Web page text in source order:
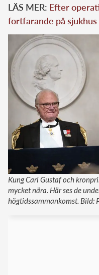
LÄS MER: Efter
fortfarande på sjukhus
Kung Carl Gustaf och
mycket nära. Här ses de
högtidssammankomst. Bild: